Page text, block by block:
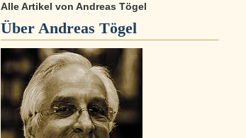
Alle Artikel von Andreas Tögel
Über Andreas Tögel